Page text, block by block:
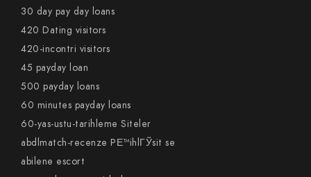
30 day pay day loans
420 Dating visitors
420-incontri visitors
45 payday loan
500 payday loans
60 minutes payday loans
60-yas-ustu-tarihleme Siteler
abdlmatch-recenze PЕ™ihlГЎsit se
abilene escort